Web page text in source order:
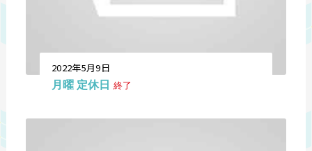
2022年5月9日
月曜 定休日 終了